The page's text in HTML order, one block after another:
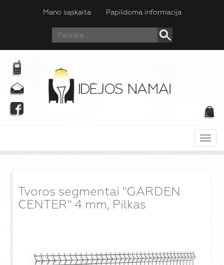
Mano sąskaita Papildoma informacija
Tvoros segmentai "GARDEN
CENTER" 4 mm, Pilkas